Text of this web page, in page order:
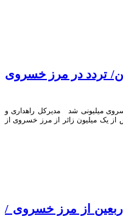
تردد در مرز خسروی
میلیونی شد مدیرکل راهداری و
از یک میلیون زائر از مرز خسروی از
از مرز خسروی /